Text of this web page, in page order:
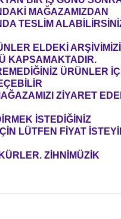
MAĞAZAMIZDAN
TESLİM
ELDEKİ
KAPSAMAKTADIR.
ÜRÜNLER
ZİYARET
İSTEDİĞİNİZ
LÜTFEN FİYAT
ZİHNİMÜZİK